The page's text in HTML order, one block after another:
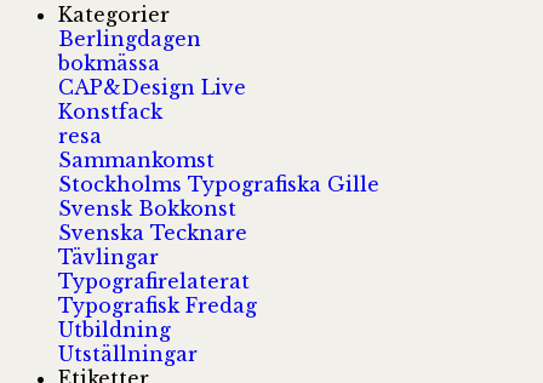
Kategorier
Berlingdagen
bokmässa
CAP&Design Live
Konstfack
resa
Sammankomst
Stockholms Typografiska Gille
Svensk Bokkonst
Svenska Tecknare
Tävlingar
Typografirelaterat
Typografisk Fredag
Utbildning
Utställningar
Etiketter